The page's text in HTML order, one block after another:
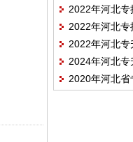
2022年河北
智能/软件工
工程/物联网工
考试说明
2022年河北
机械工程/机械
务工程专业考
2022年河北
2024年河北
大数据管理与
2020年河北